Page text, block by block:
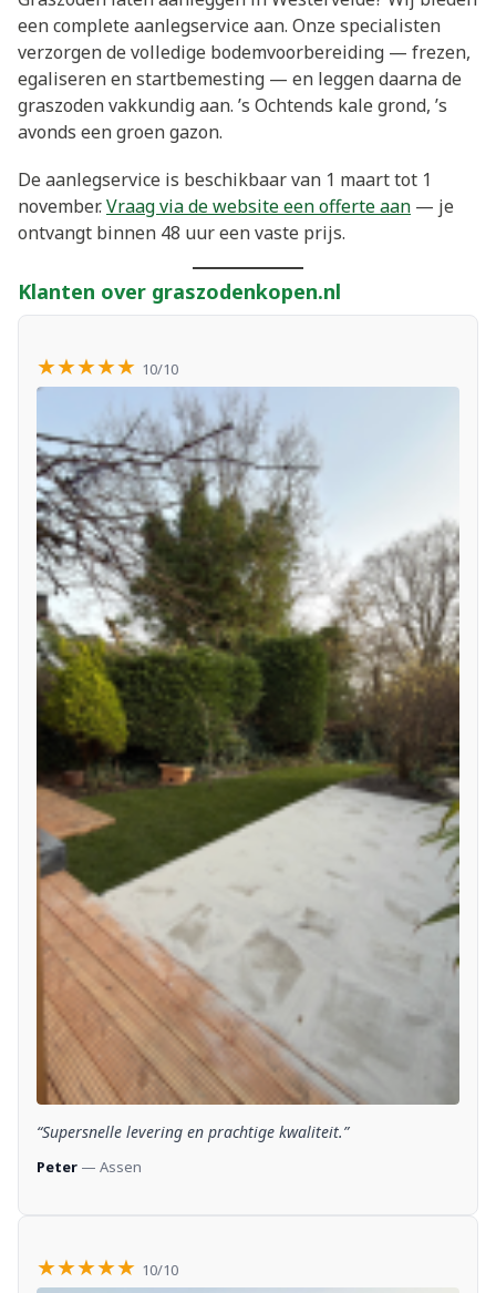
een complete aanlegservice aan. Onze specialisten
verzorgen de volledige bodemvoorbereiding — frezen,
egaliseren en startbemesting — en leggen daarna de
graszoden vakkundig aan. ’s Ochtends kale grond, ’s
avonds een groen gazon.
De aanlegservice is beschikbaar van 1 maart tot 1
november.Vraag via de website een offerte aan — je
ontvangt binnen 48 uur een vaste prijs.
Klanten over graszodenkopen.nl
★★★★★ 10/10
“Supersnelle levering en prachtige kwaliteit.”
Peter — Assen
★★★★★ 10/10